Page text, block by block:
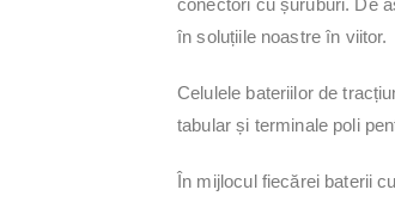
conectori cu șuruburi. De
în soluțiile noastre în viitor.
Celulele bateriilor de
tabular și terminale poli
În mijlocul fiecărei baterii